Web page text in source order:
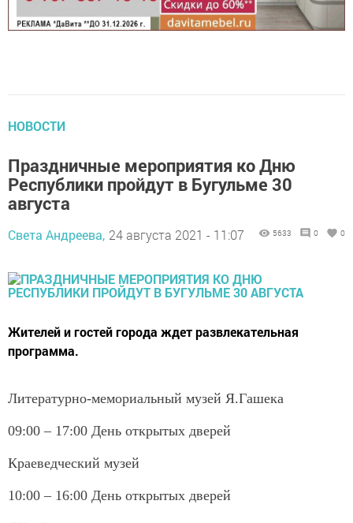
НОВОСТИ
Праздничные мероприятия ко Дню
Республики пройдут в Бугульме 30
августа
Света Андреева, 24 августа 2021 - 11:07 5633 0 0
Жителей и гостей города ждет развлекательная
программа.
Литературно-мемориальный музей Я.Гашека
09:00 – 17:00 День открытых дверей
Краеведческий музей
10:00 – 16:00 День открытых дверей